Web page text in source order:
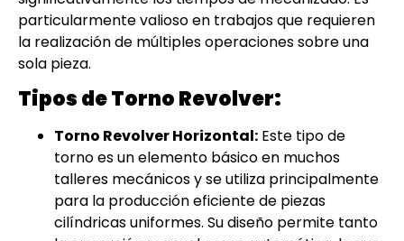
particularmente valioso en trabajos que requieren
la realización de múltiples operaciones sobre una
sola pieza.
Tipos de Torno Revolver:
Torno Revolver Horizontal: Este tipo de
torno es un elemento básico en muchos
talleres mecánicos y se utiliza principalmente
para la producción eficiente de piezas
cilíndricas uniformes. Su diseño permite tanto